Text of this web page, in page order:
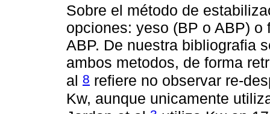
Sobre el método de
opciones: yeso (BP o ABP)
ABP. De nuestra bibliografia
ambos metodos, de forma
al 8 refiere no observar re-
Kw, aunque unicamente